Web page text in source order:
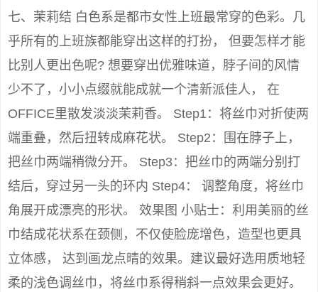
七、茉莉结 白色系是都市女性上班最常穿的色彩。几
乎所有的上班族都能穿出这样的打扮， 但要怎样才能
比别人更出色呢? 想要穿出优雅味道，脖子间的风情
少不了，小小点缀就能成就一个清新派佳人， 在
OFFICE里散发淡淡茉莉香。 Step1：将丝巾对折使两
端重叠，然后扭转成麻花状。 Step2：围在脖子上，
把丝巾两端稍微分开。 Step3：把丝巾的两端分别打
结后，穿过另一头的环内 Step4： 调整角度，将丝巾
角展开成漂亮的形状。 效果图 小贴士：利用美丽的丝
巾结成花状系在颈侧，不仅使脸庞增色，造型也更具
立体感， 达到画龙点晴的效果。建议最好选用质地轻
柔的浅色调丝巾，将丝巾系得稍斜一点效果会更好。